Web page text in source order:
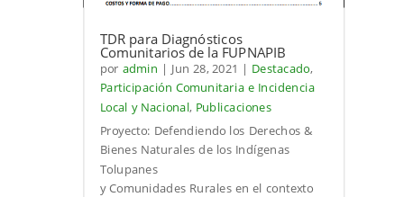
TDR para Diagnósticos
Comunitarios de la FUPNAPIB
por admin | Jun 28, 2021 | Destacado,
Participación Comunitaria e Incidencia
Local y Nacional, Publicaciones
Proyecto: Defendiendo los Derechos &
Bienes Naturales de los Indígenas
Tolupanes
y Comunidades Rurales en el contexto